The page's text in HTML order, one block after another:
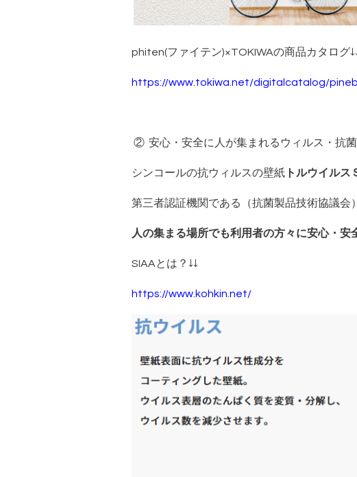
phiten(ファイテン)×TOKIWAの商品カタログ
https://www.tokiwa.net/digitalcatalog/
② 安心・安全に人が集まれるウィルス・抗
シンコールの抗ウィルスの壁紙 トルウイルス
第三者認証機関である（抗菌製品技術協議会
人の集まる場所でも利用者の方々に安心・安
SIAAとは？↓↓
https://www.kohkin.net/